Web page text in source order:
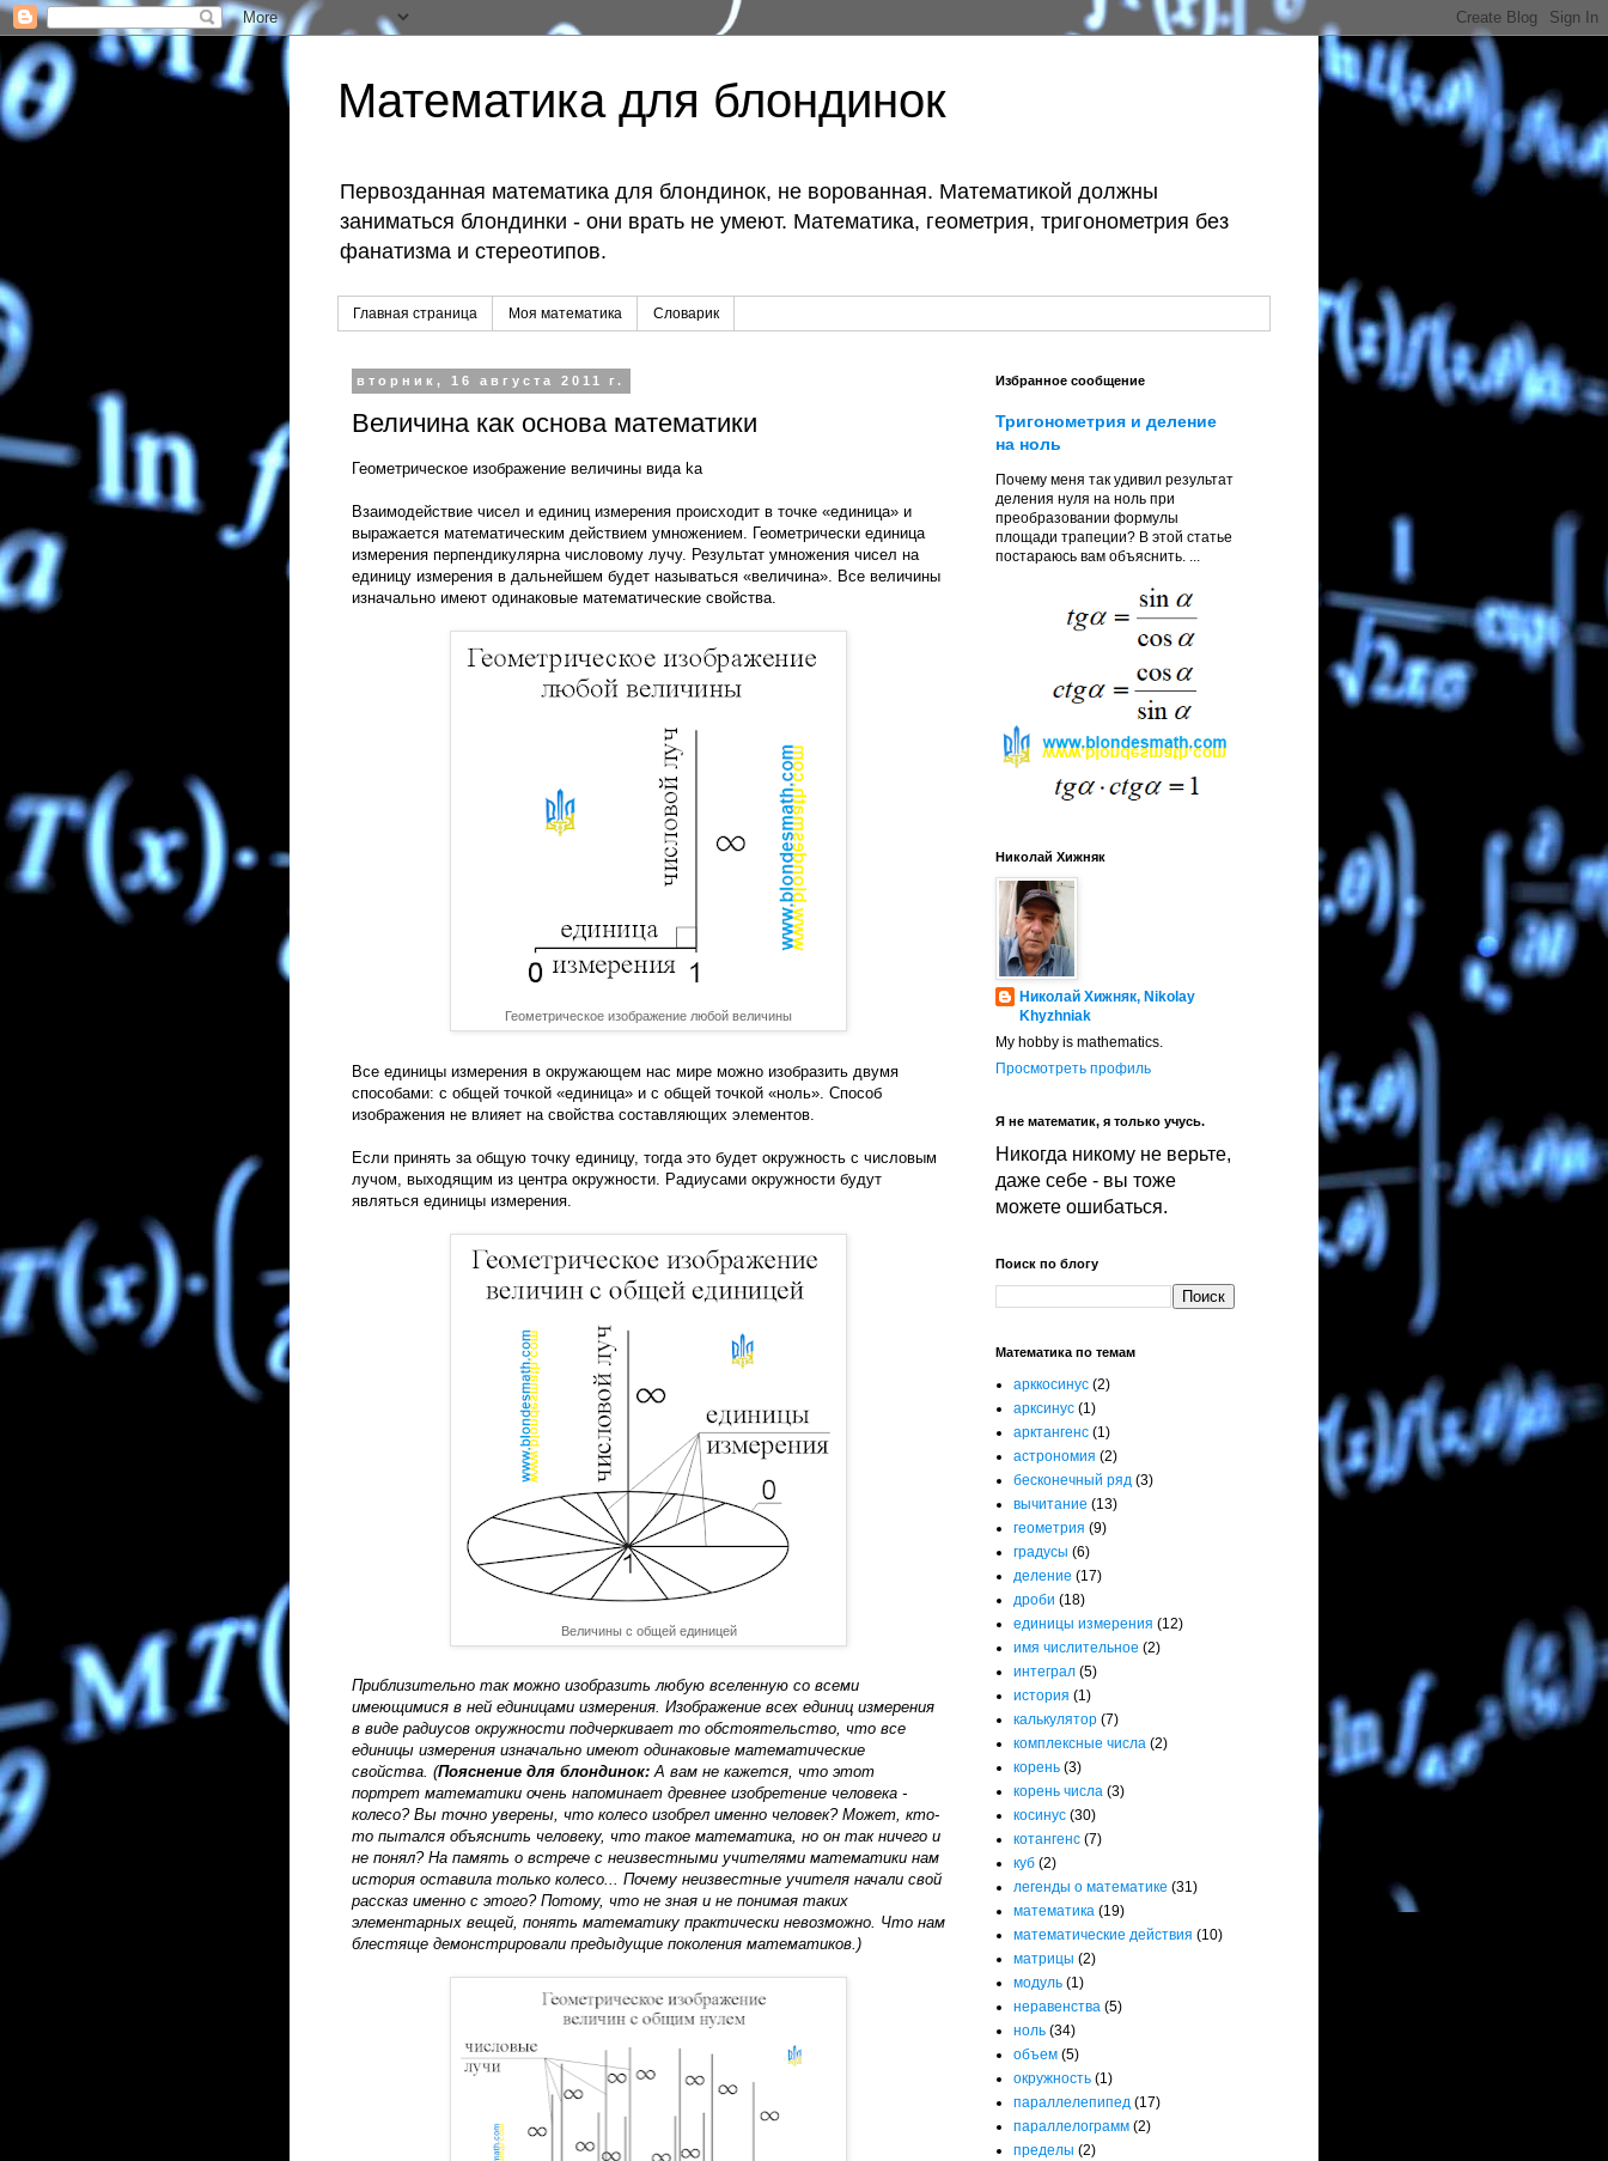
Математика для блондинок
Первозданная математика для блондинок, не ворованная. Математикой должны
заниматься блондинки - они врать не умеют. Математика, геометрия, тригонометрия без
фанатизма и стереотипов.
Главная страница Моя математика Словарик
вторник, 16 августа 2011 г.
Величина как основа математики
Геометрическое изображение величины вида ka
Взаимодействие чисел и единиц измерения происходит в точке «единица» и
выражается математическим действием умножением. Геометрически единица
измерения перпендикулярна числовому лучу. Результат умножения чисел на
единицу измерения в дальнейшем будет называться «величина». Все величины
изначально имеют одинаковые математические свойства.
Геометрическое изображение любой величины
Все единицы измерения в окружающем нас мире можно изобразить двумя
способами: с общей точкой «единица» и с общей точкой «ноль». Способ
изображения не влияет на свойства составляющих элементов.
Если принять за общую точку единицу, тогда это будет окружность с числовым
лучом, выходящим из центра окружности. Радиусами окружности будут
являться единицы измерения.
Величины с общей единицей
Приблизительно так можно изобразить любую вселенную со всеми
имеющимися в ней единицами измерения. Изображение всех единиц измерения
в виде радиусов окружности подчеркивает то обстоятельство, что все
единицы измерения изначально имеют одинаковые математические
свойства. (Пояснение для блондинок: А вам не кажется, что этот
портрет математики очень напоминает древнее изобретение человека -
колесо? Вы точно уверены, что колесо изобрел именно человек? Может, кто-
то пытался объяснить человеку, что такое математика, но он так ничего и
не понял? На память о встрече с неизвестными учителями математики нам
история оставила только колесо... Почему неизвестные учителя начали свой
рассказ именно с этого? Потому, что не зная и не понимая таких
элементарных вещей, понять математику практически невозможно. Что нам
блестяще демонстрировали предыдущие поколения математиков.)
Избранное сообщение
Тригонометрия и деление
на ноль
Почему меня так удивил результат
деления нуля на ноль при
преобразовании формулы
площади трапеции? В этой статье
постараюсь вам объяснить. ...
Николай Хижняк
Николай Хижняк, Nikolay
Khyzhniak
My hobby is mathematics.
Просмотреть профиль
Я не математик, я только учусь.
Никогда никому не верьте,
даже себе - вы тоже
можете ошибаться.
Поиск по блогу
Математика по темам
арккосинус (2)
арксинус (1)
арктангенс (1)
астрономия (2)
бесконечный ряд (3)
вычитание (13)
геометрия (9)
градусы (6)
деление (17)
дроби (18)
единицы измерения (12)
имя числительное (2)
интеграл (5)
история (1)
калькулятор (7)
комплексные числа (2)
корень (3)
корень числа (3)
косинус (30)
котангенс (7)
куб (2)
легенды о математике (31)
математика (19)
математические действия (10)
матрицы (2)
модуль (1)
неравенства (5)
ноль (34)
объем (5)
окружность (1)
параллелепипед (17)
параллелограмм (2)
пределы (2)